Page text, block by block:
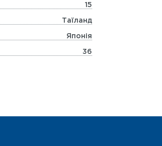
15
Таїланд
Японія
36